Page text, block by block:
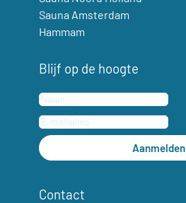
Sauna Amsterdam
Hammam
Blijf op de hoogte
Aanmelden
Contact